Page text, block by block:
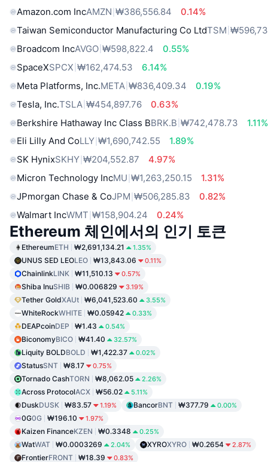
Amazon.com IncAMZN ₩386,556.84
0.14%
Taiwan Semiconductor Manufacturing Co LtdTSM
Broadcom IncAVGO ₩598,822.4
0.55%
SpaceXSPCX ₩162,474.53
6.14%
Meta Platforms, Inc.META ₩836,409.34
0.19%
Tesla, Inc.TSLA ₩454,897.76
0.63%
Berkshire Hathaway Inc Class BBRK.B ₩742,478.73
1.11%
Eli Lilly And CoLLY ₩1,690,742.55
1.89%
SK HynixSKHY ₩204,552.87
4.97%
Micron Technology IncMU ₩1,263,250.15
1.31%
JPmorgan Chase & CoJPM ₩506,285.83
0.82%
Walmart IncWMT ₩158,904.24 0.24%
Ethereum 체인에서의 인기 토큰
EthereumETH ₩2,691,134.21 1.35%
UNUS SED LEOLEO ₩13,843.06 0.11%
ChainlinkLINK ₩11,510.13 0.57%
Shiba InuSHIB ₩0.006829 3.19%
Tether GoldXAUt ₩6,041,523.60 3.55%
WhiteRockWHITE ₩0.05942 0.33%
DEAPcoinDEP ₩1.43 0.54%
BiconomyBICO ₩41.40 32.57%
Liquity BOLDBOLD ₩1,422.37 0.02%
StatusSNT ₩8.17 0.75%
Tornado CashTORN ₩8,062.05 2.26%
Across ProtocolACX ₩56.02 5.11%
DuskDUSK ₩83.57 1.19% BancorBNT ₩377.79 0.00%
0G0G ₩196.10 1.97%
Kaizen FinanceKZEN ₩0.3348 0.25%
WatWAT ₩0.0003269 2.04% XYROXYRO ₩0.2654 2.87%
FrontierFRONT ₩18.39 0.83%